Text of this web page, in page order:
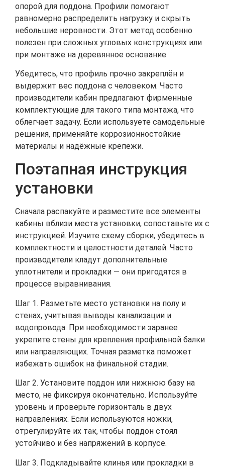
опорой для поддона. Профили помогают
равномерно распределить нагрузку и скрыть
небольшие неровности. Этот метод особенно
полезен при сложных угловых конструкциях или
при монтаже на деревянное основание.
Убедитесь, что профиль прочно закреплён и
выдержит вес поддона с человеком. Часто
производители кабин предлагают фирменные
комплектующие для такого типа монтажа, что
облегчает задачу. Если используете самодельные
решения, применяйте коррозионностойкие
материалы и надёжные крепежи.
Поэтапная инструкция
установки
Сначала распакуйте и разместите все элементы
кабины вблизи места установки, сопоставьте их с
инструкцией. Изучите схему сборки, убедитесь в
комплектности и целостности деталей. Часто
производители кладут дополнительные
уплотнители и прокладки — они пригодятся в
процессе выравнивания.
Шаг 1. Разметьте место установки на полу и
стенах, учитывая выводы канализации и
водопровода. При необходимости заранее
укрепите стены для крепления профильной балки
или направляющих. Точная разметка поможет
избежать ошибок на финальной стадии.
Шаг 2. Установите поддон или нижнюю базу на
место, не фиксируя окончательно. Используйте
уровень и проверьте горизонталь в двух
направлениях. Если используются ножки,
отрегулируйте их так, чтобы поддон стоял
устойчиво и без напряжений в корпусе.
Шаг 3. Подкладывайте клинья или прокладки в